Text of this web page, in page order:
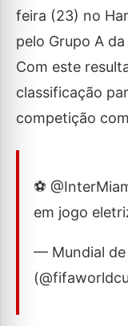
feira (23) no
pelo Grupo A
Com este
classificação
competição
⚽
em jogo
— Mundial de